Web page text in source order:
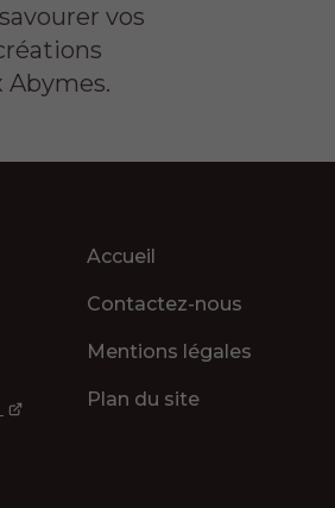
vos
Abymes.
Accueil
Contactez-nous
Mentions légales
Plan du site